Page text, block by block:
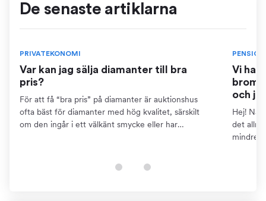
De senaste artiklarna
PRIVATEKONOMI
Var kan jag sälja diamanter till bra
pris?
För att få “bra pris” på diamanter är auktionshus
ofta bäst för diamanter med hög kvalitet, särskilt
om den ingår i ett välkänt smycke eller har
PENSION
Vi har
och
Hej! När
det
mindre